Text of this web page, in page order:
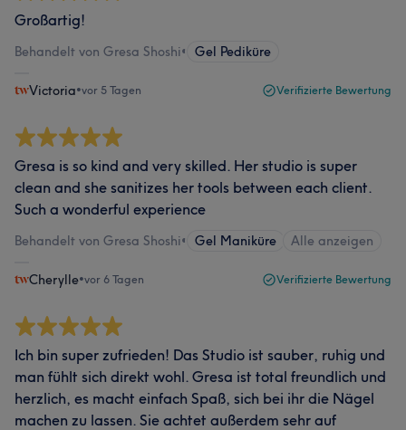
Großartig!
Behandelt von Gresa Shoshi• Gel Pediküre
Victoria•vor 5 Tagen Verifizierte Bewertung
Gresa is so kind and very skilled. Her studio is super
clean and she sanitizes her tools between each client.
Such a wonderful experience
Behandelt von Gresa Shoshi• Gel Maniküre Alle anzeigen
Cherylle•vor 6 Tagen Verifizierte Bewertung
Ich bin super zufrieden! Das Studio ist sauber, ruhig und
man fühlt sich direkt wohl. Gresa ist total freundlich und
herzlich, es macht einfach Spaß, sich bei ihr die Nägel
machen zu lassen. Sie achtet außerdem sehr auf